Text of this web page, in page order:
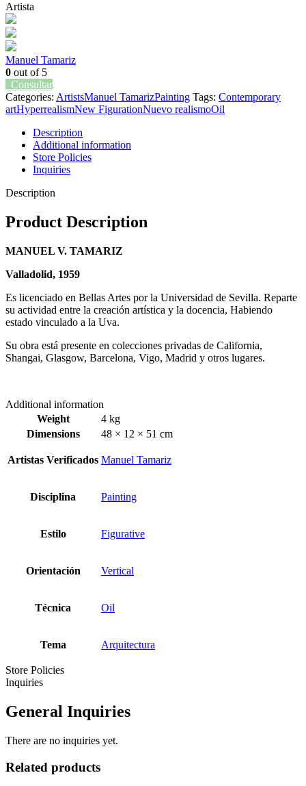
Artista
Manuel Tamariz
0 out of 5
Consultar
Categories: ArtistsManuel TamarizPainting Tags: Contemporary
artHyperrealismNew FigurationNuevo realismoOil
Description
Additional information
Store Policies
Inquiries
Description
Product Description
MANUEL V. TAMARIZ
Valladolid, 1959
Es licenciado en Bellas Artes por la Universidad de Sevilla. Reparte
su actividad entre la creación artística y la docencia, Habiendo
estado vinculado a la Uva.
Su obra está presente en colecciones privadas de California,
Shangai, Glasgow, Barcelona, Vigo, Madrid y otros lugares.
Additional information
Weight
4 kg
Dimensions
48 × 12 × 51 cm
Artistas Verificados Manuel Tamariz
Disciplina Painting
Estilo Figurative
Orientación Vertical
Técnica Oil
Tema Arquitectura
Store Policies
Inquiries
General Inquiries
There are no inquiries yet.
Related products